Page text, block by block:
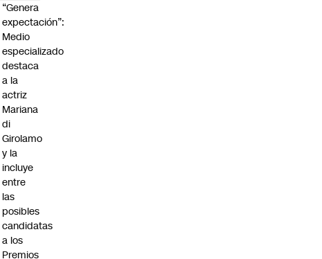
“Genera
expectación”:
Medio
especializado
destaca
a la
actriz
Mariana
di
Girolamo
y la
incluye
entre
las
posibles
candidatas
a los
Premios